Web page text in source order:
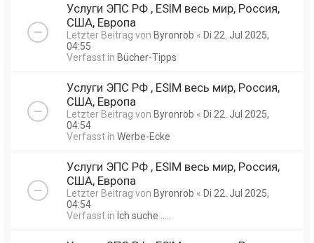
Услуги ЭПС РФ , ESIM весь мир, Россия,
США, Европа
Letzter Beitrag von Byronrob « Di 22. Jul 2025,
04:55
Verfasst in Bücher-Tipps
Услуги ЭПС РФ , ESIM весь мир, Россия,
США, Европа
Letzter Beitrag von Byronrob « Di 22. Jul 2025,
04:54
Verfasst in Werbe-Ecke
Услуги ЭПС РФ , ESIM весь мир, Россия,
США, Европа
Letzter Beitrag von Byronrob « Di 22. Jul 2025,
04:54
Verfasst in Ich suche .....